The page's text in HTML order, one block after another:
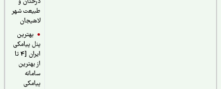
طبیعت شهر
لاهیجان
بهترین
پنل پیامکی
ایران [4 تا
از بهترین
سامانه
پیامکی